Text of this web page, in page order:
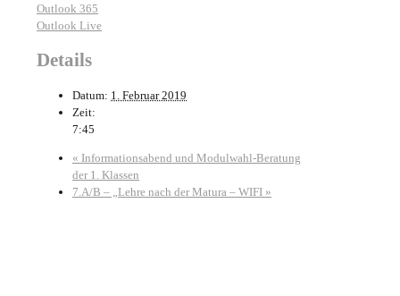
Outlook 365
Outlook Live
Details
Datum: 1. Februar 2019
Zeit:
7:45
« Informationsabend und Modulwahl-Beratung
der 1. Klassen
7.A/B – „Lehre nach der Matura – WIFI »